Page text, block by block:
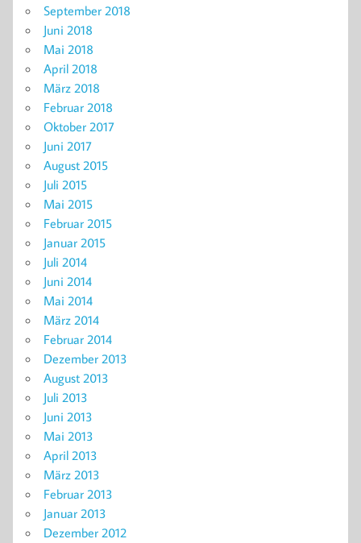
September 2018
Juni 2018
Mai 2018
April 2018
März 2018
Februar 2018
Oktober 2017
Juni 2017
August 2015
Juli 2015
Mai 2015
Februar 2015
Januar 2015
Juli 2014
Juni 2014
Mai 2014
März 2014
Februar 2014
Dezember 2013
August 2013
Juli 2013
Juni 2013
Mai 2013
April 2013
März 2013
Februar 2013
Januar 2013
Dezember 2012